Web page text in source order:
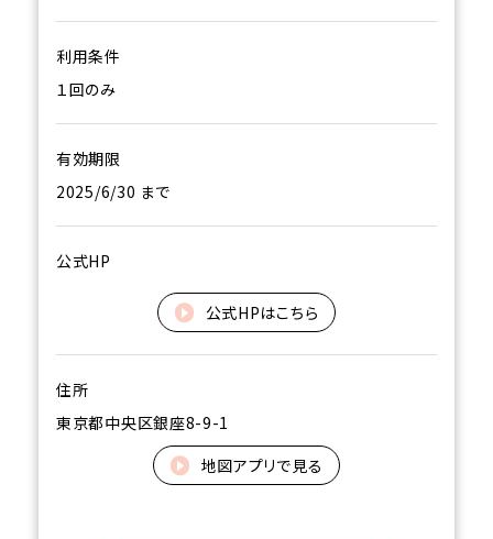
利用条件
１回のみ
有効期限
2025/6/30 まで
公式HP
公式HPはこちら
住所
東京都中央区銀座8-9-1
地図アプリで見る